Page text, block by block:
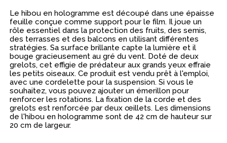
Le hibou en hologramme est découpé dans une épaisse
feuille conçue comme support pour le film. Il joue un
rôle essentiel dans la protection des fruits, des semis,
des terrasses et des balcons en utilisant différentes
stratégies. Sa surface brillante capte la lumière et il
bouge gracieusement au gré du vent. Doté de deux
grelots, cet effigie de prédateur aux grands yeux effraie
les petits oiseaux. Ce produit est vendu prêt à l'emploi,
avec une cordelette pour la suspension. Si vous le
souhaitez, vous pouvez ajouter un émerillon pour
renforcer les rotations. La fixation de la corde et des
grelots est renforcée par deux œillets. Les dimensions
de l'hibou en hologramme sont de 42 cm de hauteur sur
20 cm de largeur.